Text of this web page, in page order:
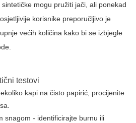
mogu pružiti jači, ali ponekad
korisnike preporučljivo je
većih količina kako bi se izbjegle
testovi
kapi na čisto papirić, procijenite
snagom - identificirajte burnu ili